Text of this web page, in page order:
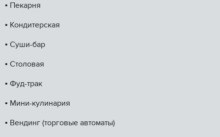
•⁠ ⁠Пекарня
•⁠ ⁠Кондитерская
•⁠ ⁠Суши-бар
•⁠ ⁠Столовая
•⁠ ⁠Фуд-трак
•⁠ ⁠Мини-кулинария
•⁠ ⁠Вендинг (торговые автоматы)